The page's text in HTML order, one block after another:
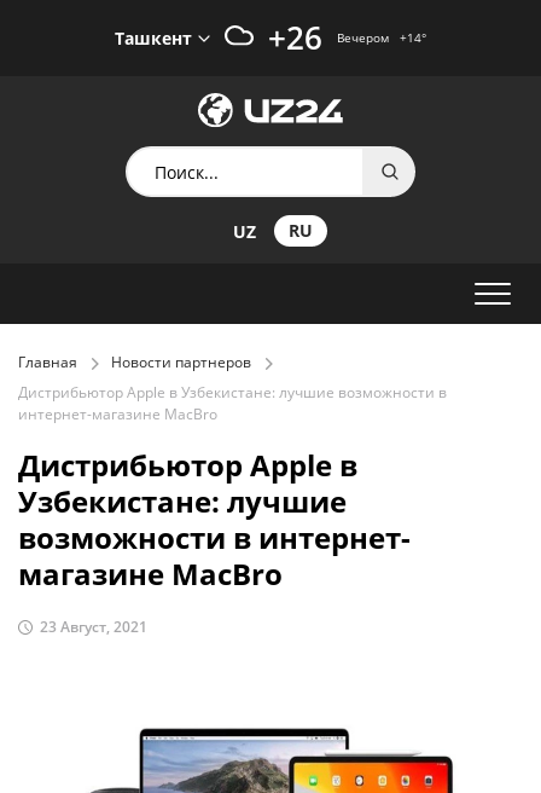
Ташкент +26 Вечером +14°
UZ RU
Главная
Новости партнеров
Дистрибьютор Apple в Узбекистане: лучшие возможности в
интернет-магазине MacBro
Дистрибьютор Apple в
Узбекистане: лучшие
возможности в интернет-
магазине MacBro
23 Август, 2021